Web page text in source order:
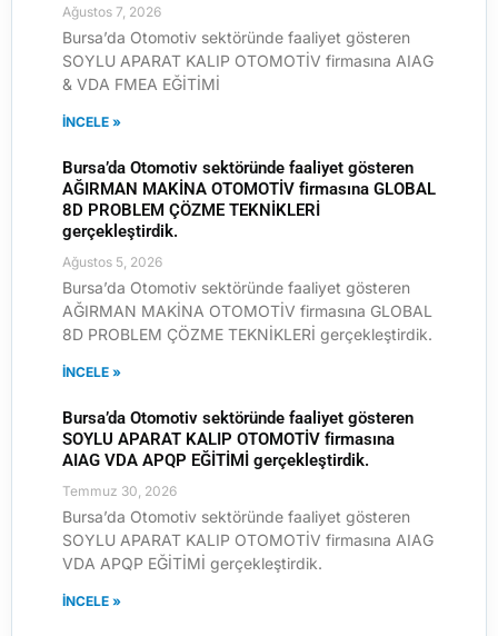
Ağustos 7, 2026
Bursa’da Otomotiv sektöründe faaliyet gösteren
SOYLU APARAT KALIP OTOMOTİV firmasına AIAG
& VDA FMEA EĞİTİMİ
İNCELE »
Bursa’da Otomotiv sektöründe faaliyet gösteren
AĞIRMAN MAKİNA OTOMOTİV firmasına GLOBAL
8D PROBLEM ÇÖZME TEKNİKLERİ
gerçekleştirdik.
Ağustos 5, 2026
Bursa’da Otomotiv sektöründe faaliyet gösteren
AĞIRMAN MAKİNA OTOMOTİV firmasına GLOBAL
8D PROBLEM ÇÖZME TEKNİKLERİ gerçekleştirdik.
İNCELE »
Bursa’da Otomotiv sektöründe faaliyet gösteren
SOYLU APARAT KALIP OTOMOTİV firmasına
AIAG VDA APQP EĞİTİMİ gerçekleştirdik.
Temmuz 30, 2026
Bursa’da Otomotiv sektöründe faaliyet gösteren
SOYLU APARAT KALIP OTOMOTİV firmasına AIAG
VDA APQP EĞİTİMİ gerçekleştirdik.
İNCELE »